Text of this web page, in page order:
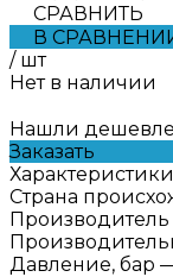
СРАВНИТЬ
В
/ шт
Нет в наличии
Нашли
Заказать
Характеристики
Страна
Производитель
Давление, бар